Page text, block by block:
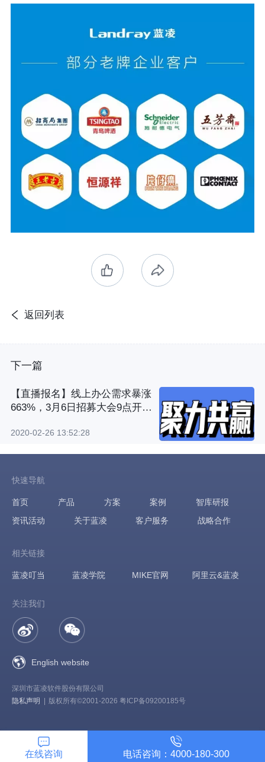
返回列表
下一篇
【直播报名】线上办公需求暴涨
663%，3月6日招募大会9点开
2020-02-26 13:52:28
快速导航
首页 产品 方案 案例
智库研报
资讯活动
关于蓝凌 客户服务 战略合作
相关链接
蓝凌叮当 蓝凌学院 MIKE官网 阿里云&蓝凌
关注我们
English website
深圳市蓝凌软件股份有限公司
隐私声明
版权所有©2001-2026 粤ICP备09200185号
在线咨询 电话咨询：4000-180-300